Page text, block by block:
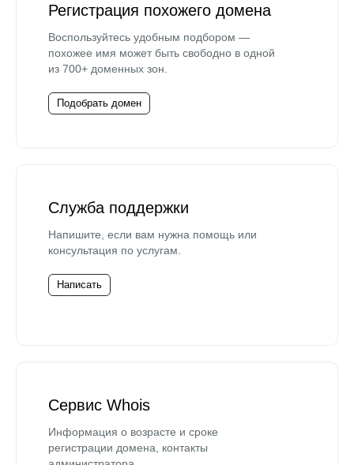
Регистрация похожего домена
Воспользуйтесь удобным подбором —
похожее имя может быть свободно в одной
из 700+ доменных зон.
Подобрать домен
Служба поддержки
Напишите, если вам нужна помощь или
консультация по услугам.
Написать
Сервис Whois
Информация о возрасте и сроке
регистрации домена, контакты